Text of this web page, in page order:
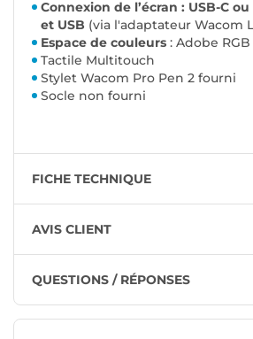
Connexion de l’écran : USB-C
et USB (via l'adaptateur Wacom
Espace de couleurs : Adobe
Tactile Multitouch
Stylet Wacom Pro Pen 2 fourni
Socle non fourni
FICHE TECHNIQUE
AVIS CLIENT
QUESTIONS / RÉPONSES